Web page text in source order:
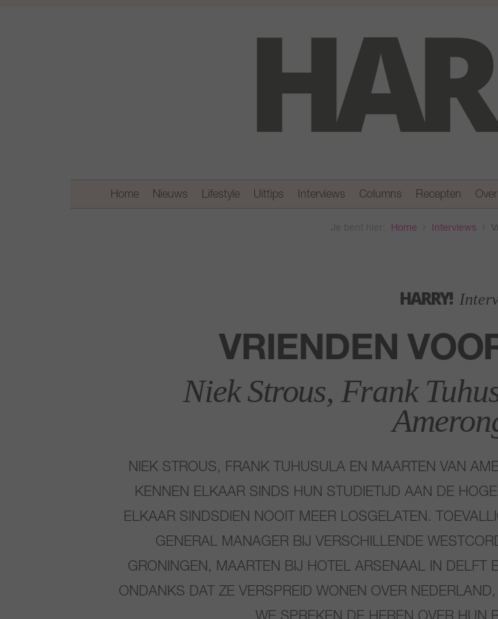
Home Nieuws Lifestyle Uittips Interviews Columns Recepten
Home Interviews
HARRY!
VRIENDEN
Niek Strous, Frank
NIEK STROUS, FRANK TUHUSULA EN MAARTEN VAN
KENNEN ELKAAR SINDS HUN STUDIETIJD AAN DE
ELKAAR SINDSDIEN NOOIT MEER LOSGELATEN.
GENERAL MANAGER BIJ VERSCHILLENDE
GRONINGEN, MAARTEN BIJ HOTEL ARSENAAL IN DELFT
ONDANKS DAT ZE VERSPREID WONEN OVER